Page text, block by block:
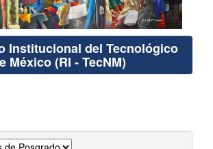
Institucional del Tecnológico
México (RI - TecNM)